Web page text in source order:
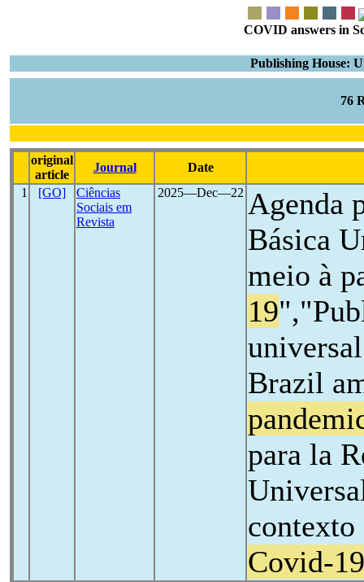
COVID answers in
Publishing House:
76
original
article
Journal
Date
1
[GO]
Ciências
Sociais em
Revista
2025―Dec―22 Agenda
Básica
meio à
19
Brazil
para la
contexto
Covid-19